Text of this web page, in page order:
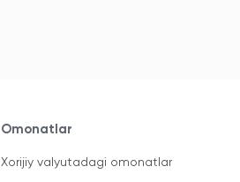
Omonatlar
Xorijiy valyutadagi omonatlar